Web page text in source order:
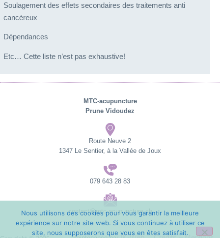
Soulagement des effets secondaires des traitements anti
cancéreux
Dépendances​
Etc… Cette liste n’est pas exhaustive!
MTC-acupuncture
​Prune Vidoudez
Route Neuve 2
​1347 Le Sentier, à la Vallée de Joux
079 643 28 83
contact@mtc-acupuncture.ch
Nous utilisons des cookies pour vous garantir la meilleure
expérience sur notre site web. Si vous continuez à utiliser ce
site, nous supposerons que vous en êtes satisfait.